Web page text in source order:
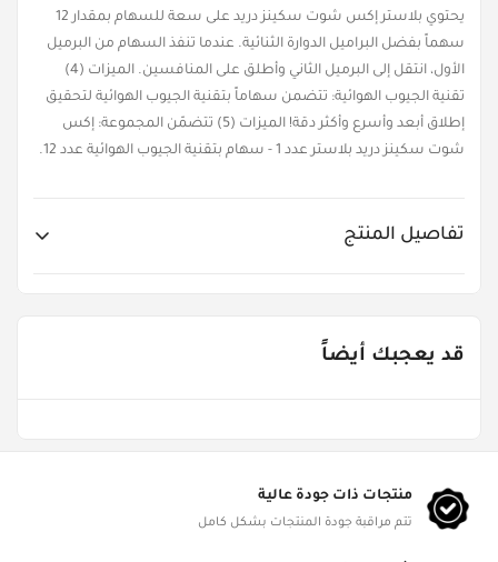
يحتوي بلاستر إكس شوت سكينز دريد على سعة للسهام بمقدار 12
سهماً بفضل البراميل الدوارة الثنائية. عندما تنفذ السهام من البرميل
الأول، انتقل إلى البرميل الثاني وأطلق على المنافسين. الميزات (4)
تقنية الجيوب الهوائية: تتضمن سهاماً بتقنية الجيوب الهوائية لتحقيق
إطلاق أبعد وأسرع وأكثر دقة! الميزات (5) تتضمّن المجموعة: إكس
شوت سكينز دريد بلاستر عدد 1 - سهام بتقنية الجيوب الهوائية عدد 12.
تفاصيل المنتج
قد يعجبك أيضاً
منتجات ذات جودة عالية
تتم مراقبة جودة المنتجات بشكل كامل